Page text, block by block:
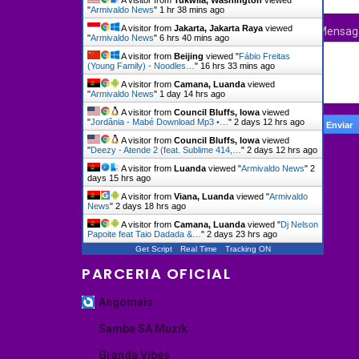
"Armivaldo News" 1 hr 39 mins ago
A visitor from Jakarta, Jakarta Raya viewed
"Armivaldo News" 6 hrs 40 mins ago
A visitor from Beijing viewed "Fábio Freitas
(Young Family) - Noodles… " 16 hrs 33 mins ago
A visitor from Camana, Luanda viewed
"Armivaldo News" 1 day 14 hrs ago
A visitor from Council Bluffs, Iowa viewed
"Jordânia - Mabé Download Mp3 •… " 2 days 12 hrs ago
A visitor from Council Bluffs, Iowa viewed
"Deezy - Atende 2 (feat. Sublime 414,… " 2 days 12 hrs ago
A visitor from Luanda viewed "Armivaldo News" 2
days 15 hrs ago
A visitor from Viana, Luanda viewed "Armivaldo
News" 2 days 18 hrs ago
A visitor from Camana, Luanda viewed "Dj Nelson
Papoite feat Taio Dadada &… " 2 days 23 hrs ago
Get Script Real Time Tracking ON
PARCERIA OFICIAL
Angomais
Samba SA Muzik
Granda Vibes